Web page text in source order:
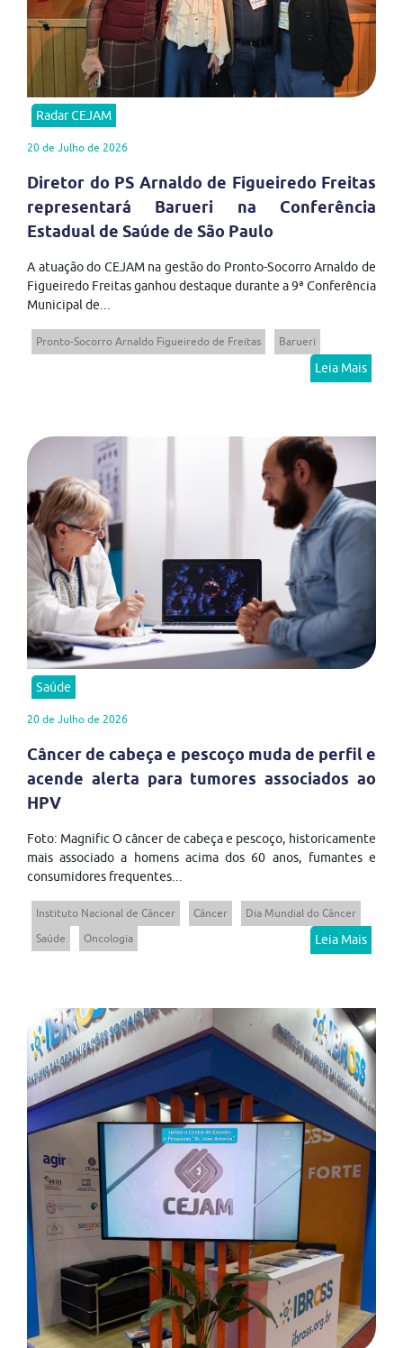
Radar CEJAM
20 de Julho de 2026
Diretor do PS Arnaldo de Figueiredo Freitas
representará Barueri na Conferência
Estadual de Saúde de São Paulo
A atuação do CEJAM na gestão do Pronto-Socorro Arnaldo de
Figueiredo Freitas ganhou destaque durante a 9ª Conferência
Municipal de...
Pronto-Socorro Arnaldo Figueiredo de Freitas Barueri
Leia Mais
Saúde
20 de Julho de 2026
Câncer de cabeça e pescoço muda de perfil e
acende alerta para tumores associados ao
HPV
Foto: Magnific O câncer de cabeça e pescoço, historicamente
mais associado a homens acima dos 60 anos, fumantes e
consumidores frequentes...
Instituto Nacional de Câncer Câncer
Dia Mundial do Câncer
Saúde
Oncologia Leia Mais